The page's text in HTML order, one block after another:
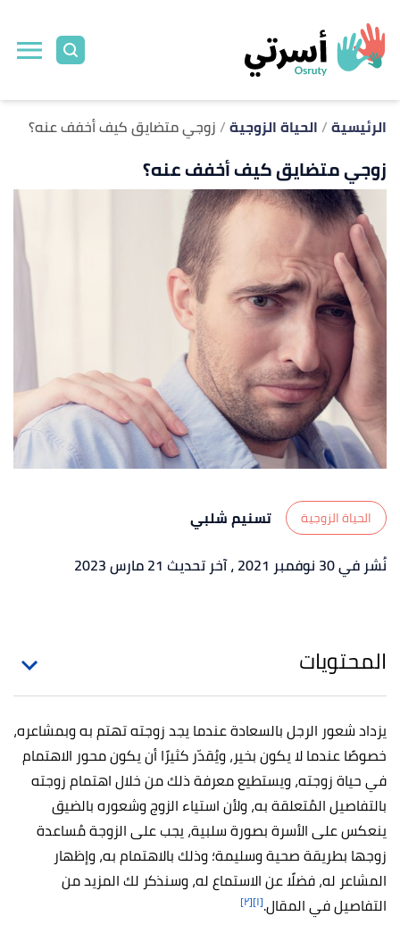
الرئيسية الحياة الزوجية زوجي متضايق كيف أخفف عنه؟
زوجي متضايق كيف أخفف عنه؟
الحياة الزوجية
تسنيم شلبي
نُشر في 30 نوفمبر 2021
، آخر تحديث 21 مارس 2023
المحتويات
يزداد شعور الرجل بالسعادة عندما يجد زوجته تهتم به وبمشاعره،
خصوصًا عندما لا يكون بخير، ويُقدّر كثيرًا أن يكون محور الاهتمام
في حياة زوجته، ويستطيع معرفة ذلك من خلال اهتمام زوجته
بالتفاصيل المُتعلقة به،ولأن استياء الزوج وشعوره بالضيق
ينعكس على الأسرة بصورة سلبية، يجب على الزوجة مُساعدة
زوجها بطريقة صحية وسليمة؛ وذلك بالاهتمام به، وإظهار
المشاعر له، فضلًا عن الاستماع له، وسنذكر لك المزيد من
التفاصيل في المقال.[١] [٢]